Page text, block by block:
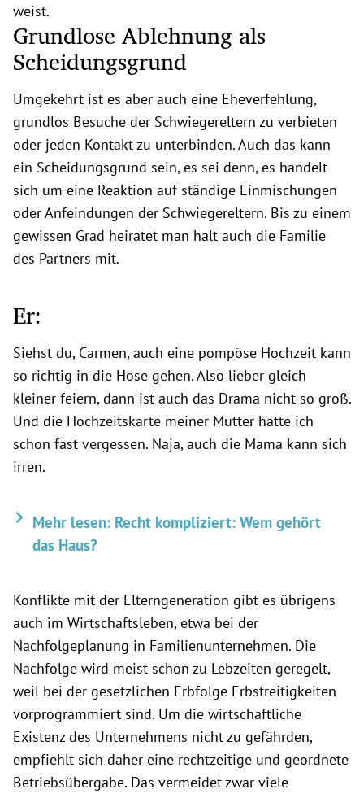
weist.
Grundlose Ablehnung als
Scheidungsgrund
Umgekehrt ist es aber auch eine Eheverfehlung,
grundlos Besuche der Schwiegereltern zu verbieten
oder jeden Kontakt zu unterbinden. Auch das kann
ein Scheidungsgrund sein, es sei denn, es handelt
sich um eine Reaktion auf ständige Einmischungen
oder Anfeindungen der Schwiegereltern. Bis zu einem
gewissen Grad heiratet man halt auch die Familie
des Partners mit.
Er:
Siehst du, Carmen, auch eine pompöse Hochzeit kann
so richtig in die Hose gehen. Also lieber gleich
kleiner feiern, dann ist auch das Drama nicht so groß.
Und die Hochzeitskarte meiner Mutter hätte ich
schon fast vergessen. Naja, auch die Mama kann sich
irren.
Mehr lesen: Recht kompliziert: Wem gehört
das Haus?
Konflikte mit der Elterngeneration gibt es übrigens
auch im Wirtschaftsleben, etwa bei der
Nachfolgeplanung in Familienunternehmen. Die
Nachfolge wird meist schon zu Lebzeiten geregelt,
weil bei der gesetzlichen Erbfolge Erbstreitigkeiten
vorprogrammiert sind. Um die wirtschaftliche
Existenz des Unternehmens nicht zu gefährden,
empfiehlt sich daher eine rechtzeitige und geordnete
Betriebsübergabe. Das vermeidet zwar viele